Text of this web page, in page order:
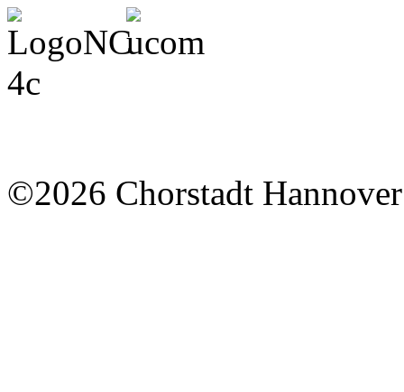
©2026 Chorstadt Hannover